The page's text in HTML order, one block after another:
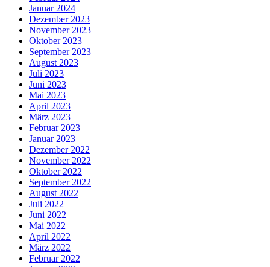
Januar 2024
Dezember 2023
November 2023
Oktober 2023
September 2023
August 2023
Juli 2023
Juni 2023
Mai 2023
April 2023
März 2023
Februar 2023
Januar 2023
Dezember 2022
November 2022
Oktober 2022
September 2022
August 2022
Juli 2022
Juni 2022
Mai 2022
April 2022
März 2022
Februar 2022